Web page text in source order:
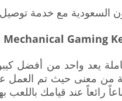
السعودية مع خدمة توصيل
يعد واحد من أفضل
من معنى حيث تم العمل
رائعاً عند قيامك باللعب